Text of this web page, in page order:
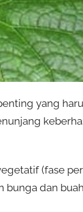
yang
(fase
bunga dan